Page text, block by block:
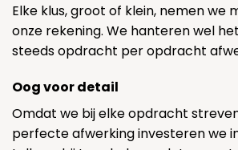
Elke klus, groot of klein, nemen we
onze rekening. We hanteren wel
steeds opdracht per opdracht
Oog voor detail
Omdat we bij elke opdracht
perfecte afwerking investeren we